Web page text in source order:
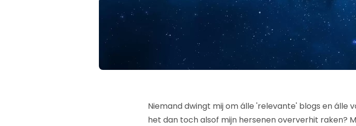
Niemand dwingt mij om álle 'relevante' blogs en álle
het dan toch alsof mijn hersenen oververhit raken?